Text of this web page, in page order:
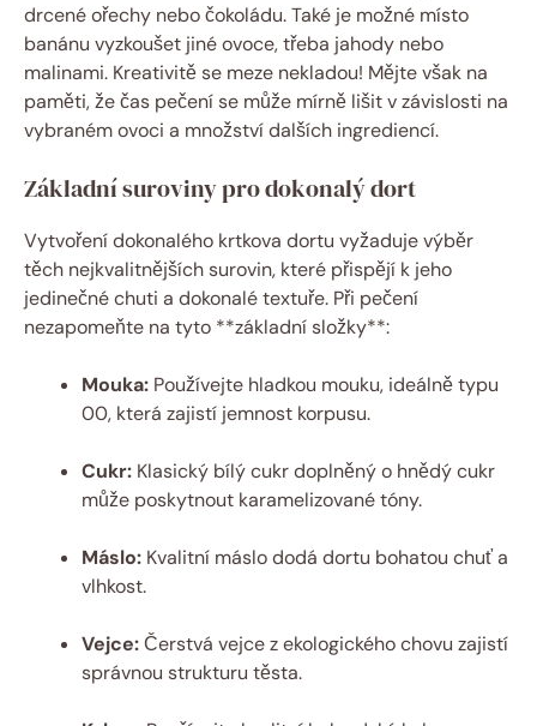
drcené ořechy nebo čokoládu. Také je možné místo
banánu vyzkoušet jiné ovoce, třeba jahody nebo
malinami. Kreativitě se meze nekladou! Mějte však na
paměti, že čas pečení se může mírně lišit v závislosti na
vybraném ovoci a množství dalších ingrediencí.
Základní suroviny pro dokonalý dort
Vytvoření dokonalého krtkova dortu vyžaduje výběr
těch nejkvalitnějších surovin, které přispějí k jeho
jedinečné chuti a dokonalé textuře. Při pečení
nezapomeňte na tyto **základní složky**:
Mouka: Používejte hladkou mouku, ideálně typu
00, která zajistí jemnost korpusu.
Cukr: Klasický bílý cukr doplněný o hnědý cukr
může poskytnout karamelizované tóny.
Máslo: Kvalitní máslo dodá dortu bohatou chuť a
vlhkost.
Vejce:Čerstvá vejce z ekologického chovu zajistí
správnou strukturu těsta.